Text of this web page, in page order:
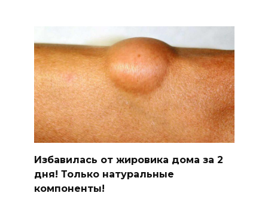
Избавилась от жировика дома за 2
дня! Только натуральные
компоненты!